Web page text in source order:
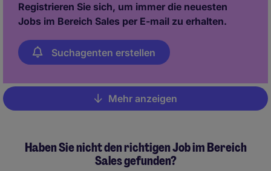
Registrieren Sie sich, um immer die neuesten
Jobs im Bereich Sales per E-mail zu erhalten.
Suchagenten erstellen
Pagination
Mehr anzeigen
Haben Sie nicht den richtigen Job im Bereich
Sales gefunden?